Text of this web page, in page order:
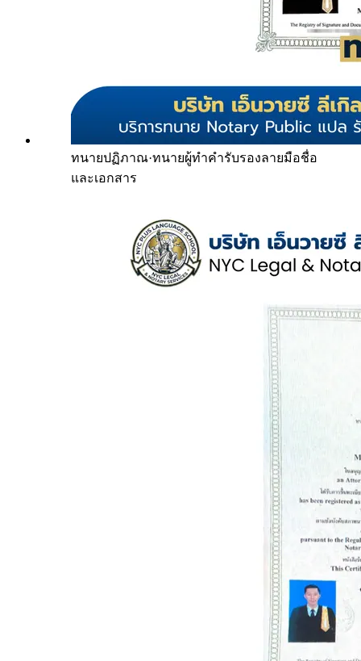
ทนายปฏิภาณ·ทนายผู้ทำคำรับรองลายมือชื่อ
และเอกสาร